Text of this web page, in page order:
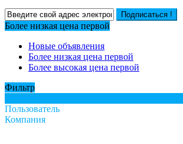
Подписаться !
Более низкая цена первой
Новые объявления
Более низкая цена первой
Более высокая цена первой
Фильтр
Пользователь
Компания